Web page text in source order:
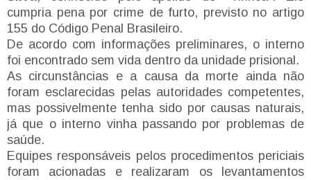
cumpria pena por crime de furto, previsto no artigo
155 do Código Penal Brasileiro.
De acordo com informações preliminares, o interno
foi encontrado sem vida dentro da unidade prisional.
As circunstâncias e a causa da morte ainda não
foram esclarecidas pelas autoridades competentes,
mas possivelmente tenha sido por causas naturais,
já que o interno vinha passando por problemas de
saúde.
Equipes responsáveis pelos procedimentos periciais
foram acionadas e realizaram os levantamentos